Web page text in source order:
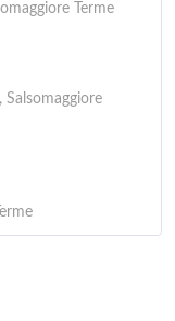
Terme
Salsomaggiore